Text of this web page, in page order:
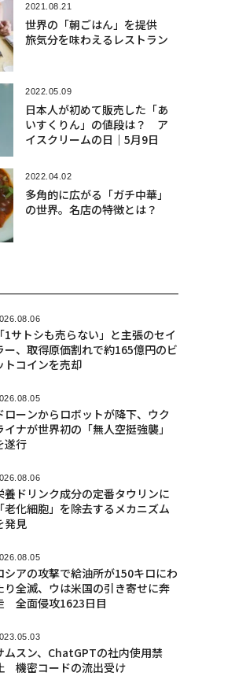
2021.08.21
世界の「朝ごはん」を提供
旅気分を味わえるレストラン
2022.05.09
日本人が初めて販売した「あ
いすくりん」の値段は？ ア
イスクリームの日｜5月9日
2022.04.02
多角的に広がる「ガチ中華」
の世界。名店の特徴とは？
「1サトシも売らない」と主張のセイ
ー、取得原価割れで約165億円のビ
トコインを売却
ローンからロボットが降下、ウク
イナが世界初の「無人空挺強襲」
遂行
養ドリンク成分の定番タウリンに
「老化細胞」を除去するメカニズム
発見
シアの攻撃で給油所が150キロにわ
り全滅、ウは米国の引き寄せに奔
全面侵攻1623日目
ムスン、ChatGPTの社内使用禁
機密コードの流出受け